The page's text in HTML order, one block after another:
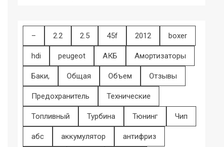
– 2.2 2.5 45f 2012 boxer
hdi peugeot АКБ Амортизаторы
Баки, Общая Объем Отзывы
Предохранитель Технические
Топливный Турбина Тюнинг Чип
абс аккумулятор антифриз